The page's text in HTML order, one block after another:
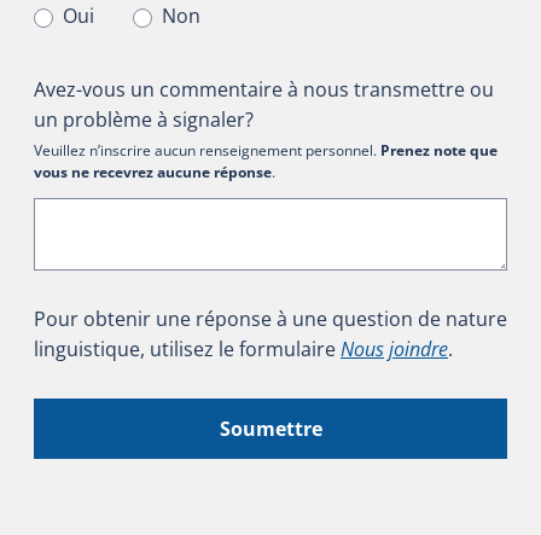
Oui
Non
Avez-vous un commentaire à nous transmettre ou
un problème à signaler?
Veuillez n’inscrire aucun renseignement personnel. Prenez note que
vous ne recevrez aucune réponse.
Pour obtenir une réponse à une question de nature
linguistique, utilisez le formulaireNous joindre.
Soumettre